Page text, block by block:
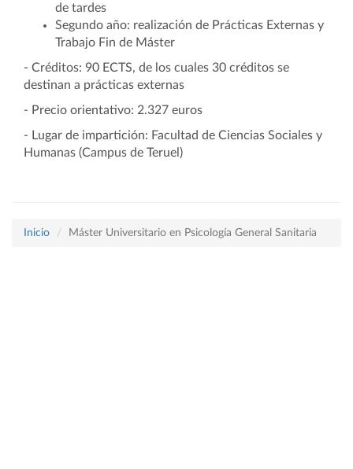
de tardes
Segundo año: realización de Prácticas Externas y
Trabajo Fin de Máster
- Créditos: 90 ECTS, de los cuales 30 créditos se
destinan a prácticas externas
- Precio orientativo: 2.327 euros
- Lugar de impartición: Facultad de Ciencias Sociales y
Humanas (Campus de Teruel)
Inicio Máster Universitario en Psicología General Sanitaria